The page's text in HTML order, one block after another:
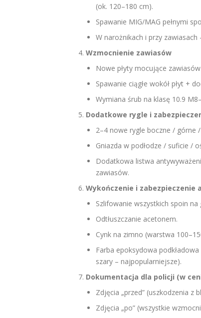
(ok. 120–180 cm).
Spawanie MIG/MAG pełnymi
W narożnikach i przy
Wzmocnienie zawiasów
Nowe płyty mocujące
Spawanie ciągłe wokół płyt +
Wymiana śrub na klasę 10.9
Dodatkowe rygle i
2–4 nowe rygle boczne / górne
Gniazda w podłodze / suficie /
Dodatkowa listwa
zawiasów.
Wykończenie i zabezpieczenie
Szlifowanie wszystkich spoin na
Odtłuszczanie acetonem.
Cynk na zimno (warstwa
Farba epoksydowa
szary – najpopularniejsze).
Dokumentacja dla policji (w
Zdjęcia „przed” (uszkodzenia z
Zdjęcia „po” (wszystkie